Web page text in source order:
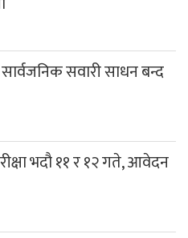
सवारी साधन बन्द
भदौ ११ र १२ गते, आवेदन